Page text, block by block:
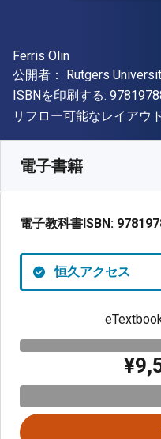
著者
Ferris Olin
出版社
公開者： Rutgers
ISBNを印刷する:
形式
リフロー可能なレイアウト
電子書籍
電子教科書ISBN:
恒久アクセス